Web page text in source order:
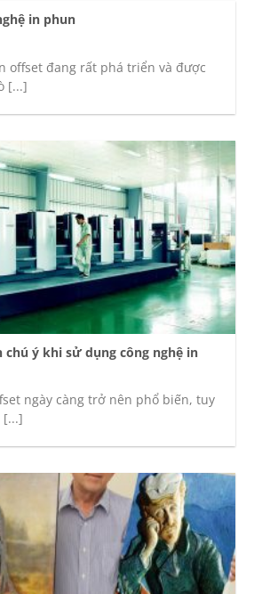
in phun
offset đang rất phá triển và được
[...]
chú ý khi sử dụng công nghệ in
ngày càng trở nên phổ biến, tuy
[...]